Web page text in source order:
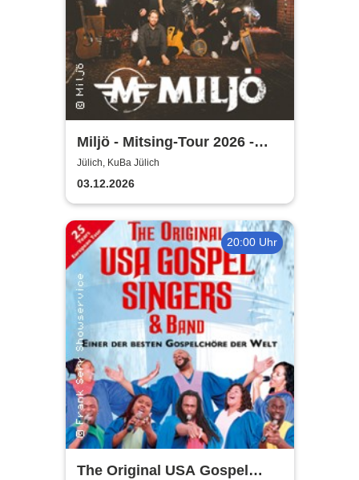
Miljö - Mitsing-Tour 2026 -
Unplugged
Jülich, KuBa Jülich
03.12.2026
20:00 Uhr
The Original USA Gospel